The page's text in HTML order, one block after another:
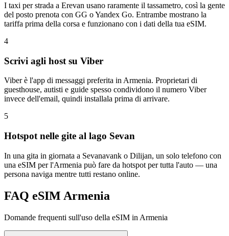
I taxi per strada a Erevan usano raramente il tassametro, così la gente
del posto prenota con GG o Yandex Go. Entrambe mostrano la
tariffa prima della corsa e funzionano con i dati della tua eSIM.
4
Scrivi agli host su Viber
Viber è l'app di messaggi preferita in Armenia. Proprietari di
guesthouse, autisti e guide spesso condividono il numero Viber
invece dell'email, quindi installala prima di arrivare.
5
Hotspot nelle gite al lago Sevan
In una gita in giornata a Sevanavank o Dilijan, un solo telefono con
una eSIM per l'Armenia può fare da hotspot per tutta l'auto — una
persona naviga mentre tutti restano online.
FAQ eSIM Armenia
Domande frequenti sull'uso della eSIM in Armenia